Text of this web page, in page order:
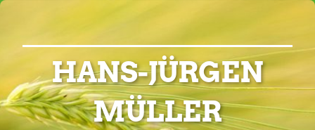
HANS-JÜRGEN
MÜLLER